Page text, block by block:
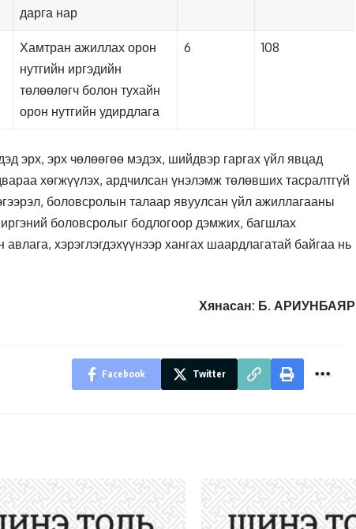
дарга нар
Хамтран ажиллах орон
нутгийн иргэдийн
төлөөлөгч болон тухайн
орон нутгийн удирдлага
6 108
эрх, эрх чөлөөгөө мэдэх, шийдвэр гаргах үйл явцад
хөгжүүлэх, ардчилсан үнэлэмж төлөвших тасралтгүй
боловсролын талаар явуулсан үйл ажиллагааны
боловсролыг бодлогоор дэмжих, багшлах
хэрэглэгдэхүүнээр хангах шаардлагатай байгаа нь
Хянасан: Б. АРИУНБАЯР
Facebook Twitter